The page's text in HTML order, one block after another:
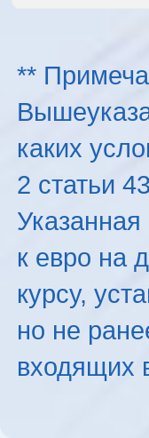
**
каких
2 статьи
к евро на
курсу,
но не
входящих